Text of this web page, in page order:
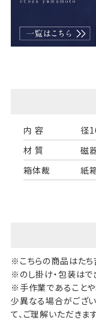
内 容
径
材 質
磁
箱体裁
紙
※こちらの商品はたち
※のし掛け・包装はで
※手作業であることや
少異なる場合がござ
て、ご理解いただきま